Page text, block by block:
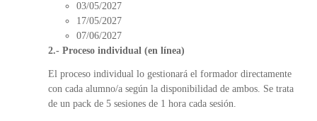
03/05/2027
17/05/2027
07/06/2027
2.- Proceso individual (en línea)
El proceso individual lo gestionará el formador directamente
con cada alumno/a según la disponibilidad de ambos. Se trata
de un pack de 5 sesiones de 1 hora cada sesión.